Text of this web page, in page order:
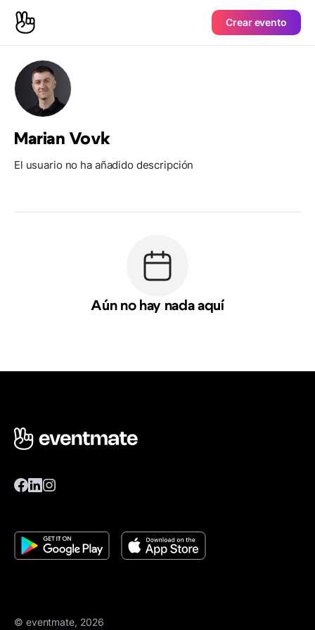
Crear evento
Marian Vovk
El usuario no ha añadido descripción
Aún no hay nada aquí
© eventmate, 2026